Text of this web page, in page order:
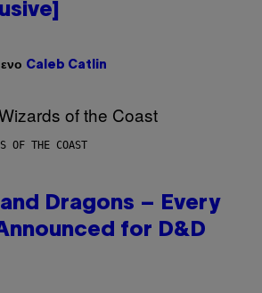
Caleb Catlin
OF THE COAST
Dragons – Every
for D&D